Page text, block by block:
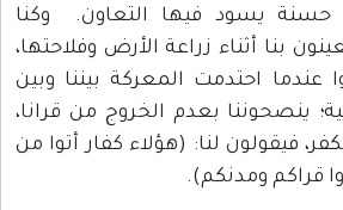
حسنة يسود فيها التعاون. وكنا
بنا أثناء زراعة الأرض وفلاحتها،
عندما احتدمت المعركة بيننا وبين
ينصحوننا بعدم الخروج من قرانا،
فيقولون لنا: (هؤلاء كفار أتوا من
قراكم ومدنكم).